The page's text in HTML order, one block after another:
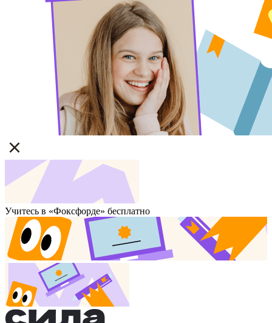
Учитесь в «Фоксфорде» бесплатно